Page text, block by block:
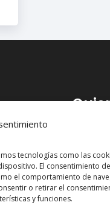
tecnologías como las
El consentimiento
el comportamiento de
o retirar el
y funciones.
Si estás